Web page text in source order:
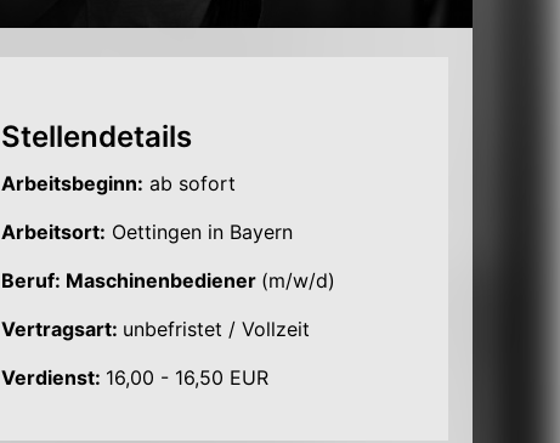
Stellendetails
Arbeitsbeginn: ab sofort
Arbeitsort: Oettingen in Bayern
Beruf: Maschinenbediener (m/w/d)
Vertragsart: unbefristet / Vollzeit
Verdienst: 16,00 - 16,50 EUR